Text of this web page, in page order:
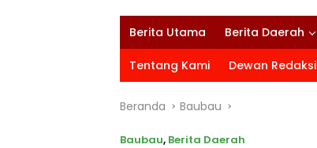
Berita Utama Berita Daerah
Tentang Kami Dewan Redaksi
Beranda Baubau
Baubau, Berita Daerah